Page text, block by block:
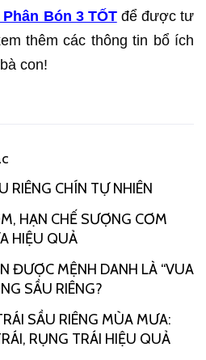
Phân Bón 3 TỐT để được tư
thêm các thông tin bổ ích
con!
RIÊNG CHÍN TỰ NHIÊN
HẠN CHẾ SƯỢNG CƠM
HIỆU QUẢ
ĐƯỢC MỆNH DANH LÀ “VUA
SẦU RIÊNG?
SẦU RIÊNG MÙA MƯA:
RỤNG TRÁI HIỆU QUẢ